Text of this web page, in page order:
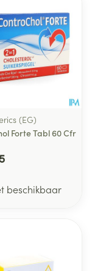
(EG)
Forte Tabl 60 Cfr
beschikbaar